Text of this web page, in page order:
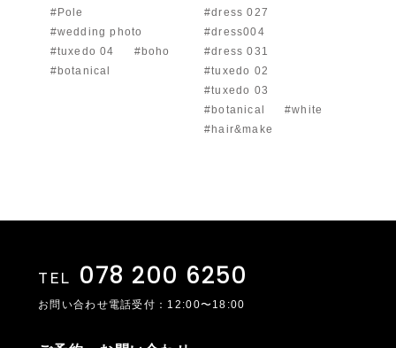
#Pole
#wedding photo
#tuxedo 04
#boho
#botanical
#dress 027
#dress004
#dress 031
#tuxedo 02
#tuxedo 03
#botanical
#white
#hair&make
TEL 078 200 6250
お問い合わせ電話受付：12:00〜18:00